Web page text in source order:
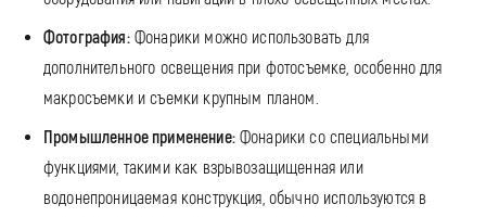
Фотография:Фонарики можно использовать для
дополнительного освещения при фотосъемке, особенно для
макросъемки и съемки крупным планом.
Промышленное применение:Фонарики со специальными
функциями, такими как взрывозащищенная или
водонепроницаемая конструкция, обычно используются в